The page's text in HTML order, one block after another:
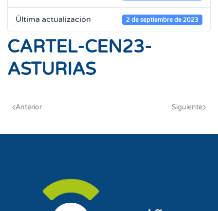
Última actualización 2 de septiembre de 2023
CARTEL-CEN23-
ASTURIAS
Anterior Siguiente